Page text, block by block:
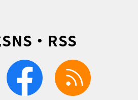
・RSS
twitter facebook